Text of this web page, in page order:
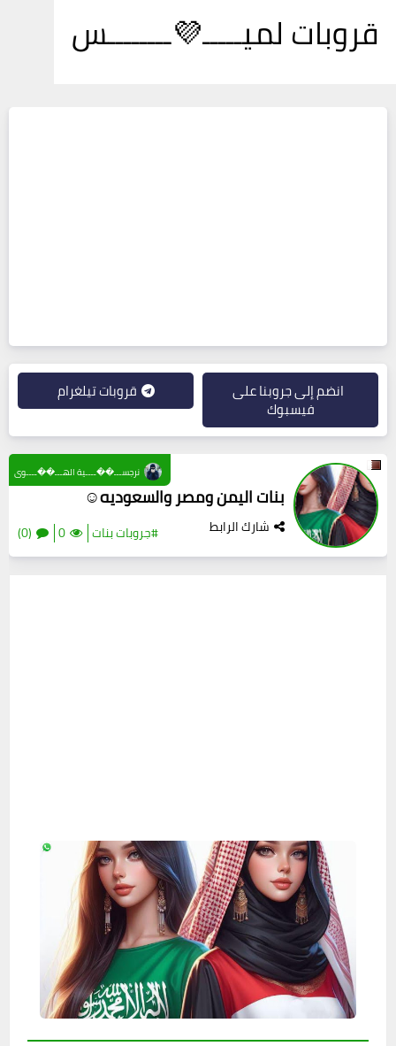
قروبات لميـــــ💜ــــــــس
انضم إلى جروبنا على
فيسبوك
قروبات تيلغرام
بنات اليمن ومصر والسعوديه☺
شارك الرابط #جروبات بنات 0
(0)
نرجســـ��ــــية الهـــ��ــــوى